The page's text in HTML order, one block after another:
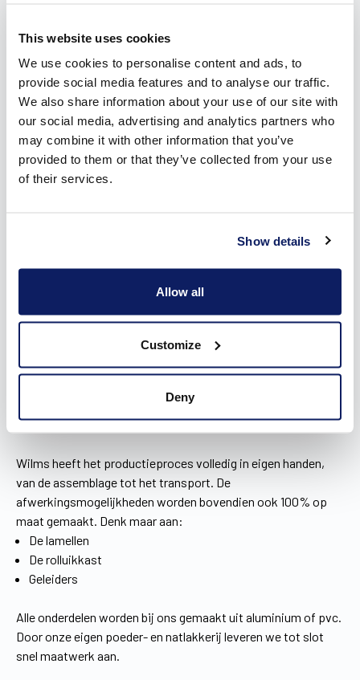
This website uses cookies
We use cookies to personalise content and ads, to
provide social media features and to analyse our traffic.
We also share information about your use of our site with
our social media, advertising and analytics partners who
may combine it with other information that you’ve
provided to them or that they’ve collected from your use
of their services.
Show details
Allow all
Customize
Deny
woning niet beïnvloed.
Opbouwrolluiken daarentegen kan je naadloos wegwerken
in je interieur. Afhankelijk van de montage is er slechts een
klein stukje van de voorplaat van de kast zichtbaar aan de
buitenzijde. Ze zijn bovendien zo ontworpen dat je nog
steeds vliegenramen kunt plaatsen tegen het raam, zelfs
wanneer het rolluik gesloten is.
keerzijde aan inbouwrolluiken verbonden. Het lukt namelijk
ShutterX®, een innovatief type inbouwrolluik dat zorgt voor
een luchtdicht systeem.
De afwerkingsmogelijkheden van je rolluik in
Lokeren
Wilms heeft het productieproces volledig in eigen handen,
van de assemblage tot het transport. De
afwerkingsmogelijkheden worden bovendien ook 100% op
maat gemaakt. Denk maar aan:
De lamellen
De rolluikkast
Geleiders
Alle onderdelen worden bij ons gemaakt uit aluminium of pvc.
Door onze eigen poeder- en natlakkerij leveren we tot slot
snel maatwerk aan.